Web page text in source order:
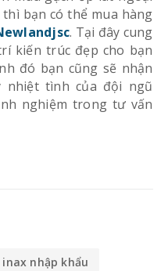
bạn có thể mua hàng
. Tại đây cung
kiến trúc đẹp cho bạn
đó bạn cũng sẽ nhận
tình của đội ngũ
nghiệm trong tư vấn
inax nhập khẩu